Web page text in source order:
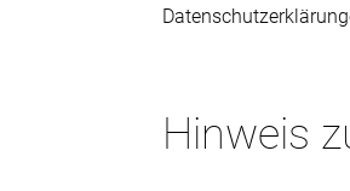
Hinweis